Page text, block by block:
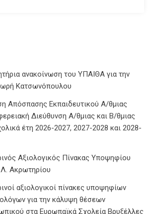
ανακοίνωση του ΥΠΑΙΘΑ για την
Κατσωνόπουλου
Απόσπασης Εκπαιδευτικού Α/θμιας
Διεύθυνση Α/θμιας και Β/θμιας
έτη 2026-2027, 2027-2028 και 2028-
Αξιολογικός Πίνακας Υποψηφίου
Ακρωτηρίου
αξιολογικοί πίνακες υποψηφίων
για την κάλυψη θέσεων